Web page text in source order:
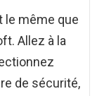
le même que
Allez à la
de sécurité,